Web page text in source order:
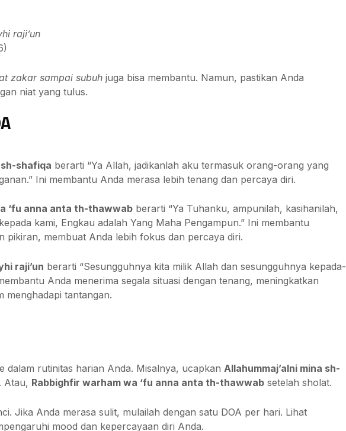
raji’un
zakar sampai subuh juga bisa membantu. Namun, pastikan Anda
niat yang tulus.
sh-shafiqa berarti “Ya Allah, jadikanlah aku termasuk orang-orang yang
Ini membantu Anda merasa lebih tenang dan percaya diri.
‘fu anna anta th-thawwab berarti “Ya Tuhanku, ampunilah, kasihanilah,
kami, Engkau adalah Yang Maha Pengampun.” Ini membantu
pikiran, membuat Anda lebih fokus dan percaya diri.
raji’un berarti “Sesungguhnya kita milik Allah dan sesungguhnya kepada-
Anda menerima segala situasi dengan tenang, meningkatkan
menghadapi tantangan.
dalam rutinitas harian Anda. Misalnya, ucapkan Allahummaj’alni mina sh-
Atau, Rabbighfir warham wa ‘fu anna anta th-thawwab setelah sholat.
Jika Anda merasa sulit, mulailah dengan satu DOA per hari. Lihat
mood dan kepercayaan diri Anda.